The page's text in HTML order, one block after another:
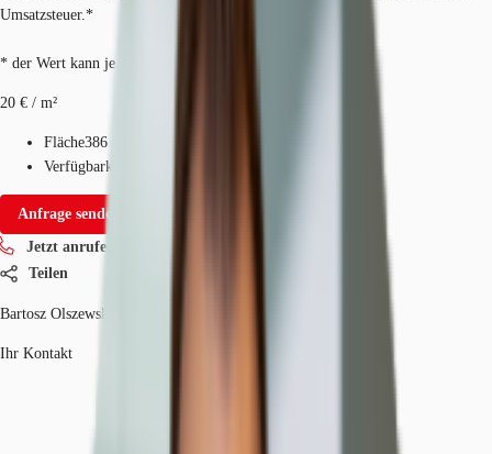
Umsatzsteuer.*
* der Wert kann je nach Vertragslaufzeit variieren.
20 € / m²
Fläche386 - 9.323 m²
Verfügbarkeit
Anfrage senden
Jetzt anrufen
Teilen
Bartosz Olszewski
Ihr Kontakt